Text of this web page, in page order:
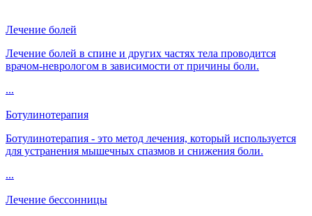
Лечение болей
Лечение болей в спине и других частях тела проводится
врачом-неврологом в зависимости от причины боли.
...
Ботулинотерапия
Ботулинотерапия - это метод лечения, который используется
для устранения мышечных спазмов и снижения боли.
...
Лечение бессонницы